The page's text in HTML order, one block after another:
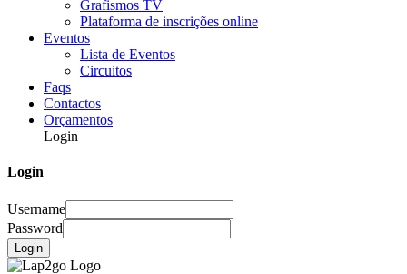
Grafismos TV
Plataforma de inscrições online
Eventos
Lista de Eventos
Circuitos
Faqs
Contactos
Orçamentos
Login
Login
Username
Password
Login